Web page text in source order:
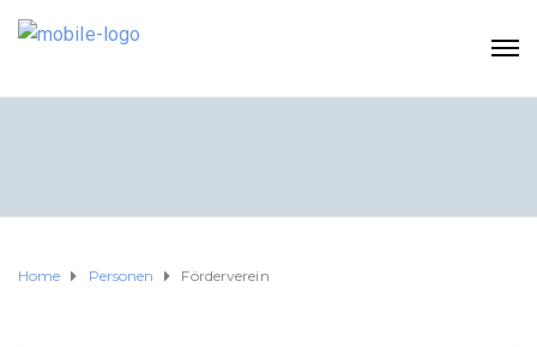
Home Personen Förderverein